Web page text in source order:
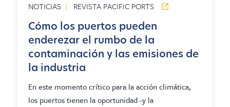
NOTICIAS | REVISTA PACIFIC PORTS
Cómo los puertos pueden
enderezar el rumbo de la
contaminación y las emisiones de
la industria
En este momento crítico para la acción climática,
los puertos tienen la oportunidad -y la